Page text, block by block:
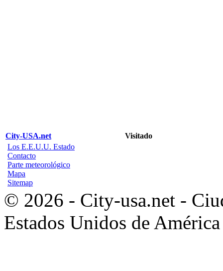
City-USA.net
Visitado
Los E.E.U.U. Estado
Contacto
Parte meteorológico
Mapa
Sitemap
© 2026 - City-usa.net -
Estados Unidos de América